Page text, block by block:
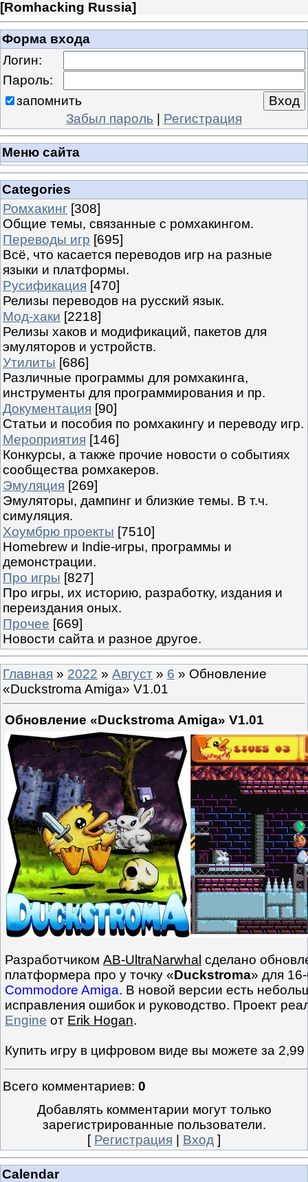
[Romhacking Russia]
Форма входа
Логин:
Пароль:
запомнить
Забыл пароль | Регистрация
Меню сайта
Categories
Ромхакинг [308]
Общие темы, связанные с ромхакингом.
Переводы игр [695]
Всё, что касается переводов игр на разные
языки и платформы.
Русификация [470]
Релизы переводов на русский язык.
Мод-хаки [2218]
Релизы хаков и модификаций, пакетов для
эмуляторов и устройств.
Утилиты [686]
Различные программы для ромхакинга,
инструменты для программирования и пр.
Документация [90]
Статьи и пособия по ромхакингу и переводу игр.
Мероприятия [146]
Конкурсы, а также прочие новости о событиях
сообщества ромхакеров.
Эмуляция [269]
Эмуляторы, дампинг и близкие темы. В т.ч.
симуляция.
Хоумбрю проекты [7510]
Homebrew и Indie-игры, программы и
демонстрации.
Про игры [827]
Про игры, их историю, разработку, издания и
переиздания оных.
Прочее [669]
Новости сайта и разное другое.
Главная » 2022 » Август » 6 » Обновление
«Duckstroma Amiga» V1.01
Обновление «Duckstroma Amiga» V1.01
Разработчиком AB-UltraNarwhal сделано
платформера про у точку «Duckstroma» для
Commodore Amiga. В новой версии есть
исправления ошибок и руководство. Проект
Engine от Erik Hogan.
Купить игру в цифровом виде вы можете за
Всего комментариев: 0
Добавлять комментарии могут только
зарегистрированные пользователи.
[ Регистрация Вход ]
Calendar